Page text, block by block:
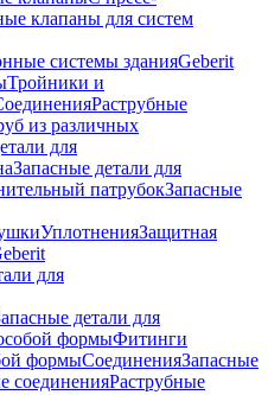
клапаны для систем
системы зданияGeberit
Тройники и
Раструбные
из различных
для
Запасные детали для
патрубокЗапасные
УплотненияЗащитная
для
детали для
формыФитинги
формыСоединенияЗапасные
соединенияРаструбные